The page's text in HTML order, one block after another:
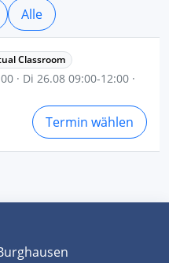
Alle
Classroom
· Di 26.08 09:00-12:00 ·
Termin wählen